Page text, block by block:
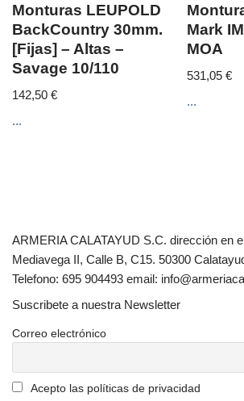
Monturas LEUPOLD
BackCountry 30mm.
[Fijas] – Altas –
Savage 10/110
142,50 €
...
Mark
MOA
531,05€
...
ARMERIA CALATAYUD S.C. dirección en
Mediavega II, Calle B, C15. 50300
Telefono: 695 904493 email:
Suscribete a nuestra Newsletter
Correo electrónico
Acepto las políticas de privacidad